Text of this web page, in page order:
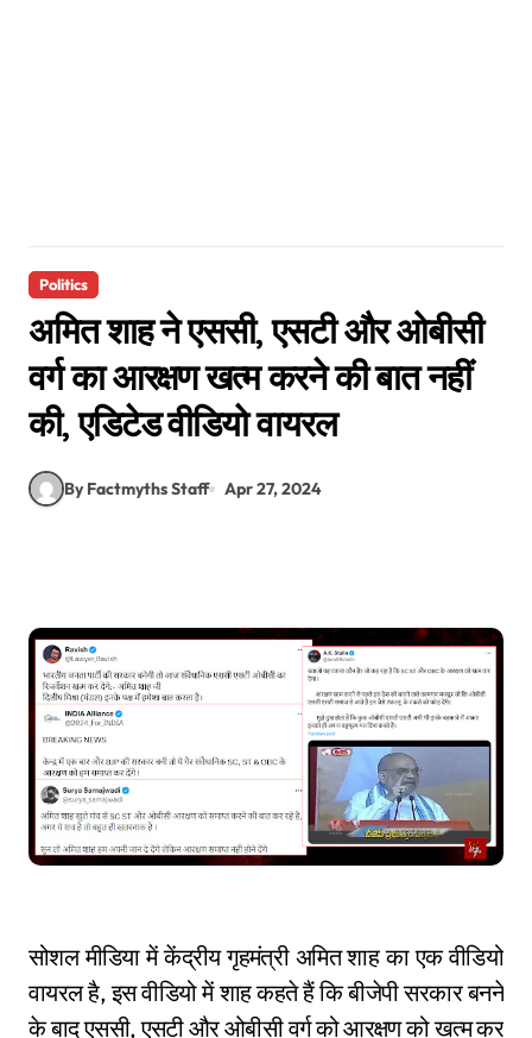
Politics
अमित शाह ने एससी, एसटी और ओबीसी
वर्ग का आरक्षण खत्म करने की बात नहीं
की, एडिटेड वीडियो वायरल
By Factmyths Staff Apr 27, 2024
सोशल मीडिया में केंद्रीय गृहमंत्री अमित शाह का एक वीडियो
वायरल है, इस वीडियो में शाह कहते हैं कि बीजेपी सरकार बनने
के बाद एससी, एसटी और ओबीसी वर्ग को आरक्षण को खत्म कर